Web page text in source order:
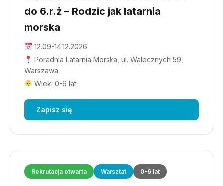
do 6.r.ż – Rodzic jak latarnia
morska
12.09-14.12.2026
Poradnia Latarnia Morska, ul. Walecznych 59,
Warszawa
Wiek: 0-6 lat
Zapisz się
Rekrutacja otwarta Warsztat 0-6 lat